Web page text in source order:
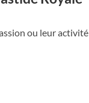
ou leur activité